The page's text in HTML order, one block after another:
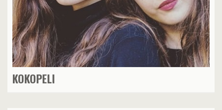
KOKOPELI